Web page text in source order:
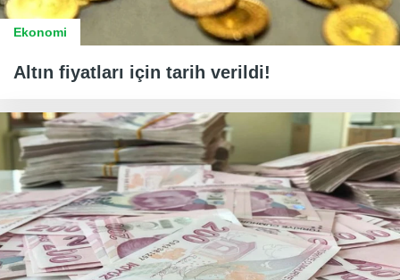
Ekonomi
Altın fiyatları için tarih verildi!